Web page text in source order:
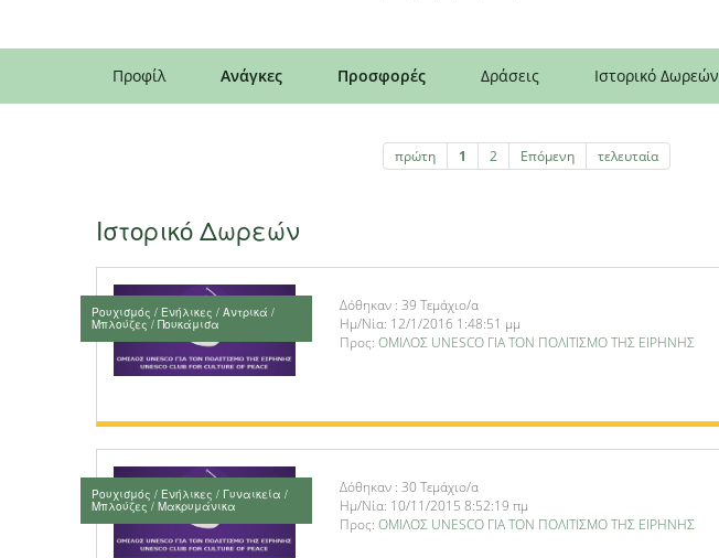
Προφίλ Ανάγκες Προσφορές Δράσεις Ιστορικό Δωρεών
πρώτη 1 2 Επόμενη τελευταία
Ιστορικό Δωρεών
Ρουχισμός / Ενήλικες / Αντρικά /
Μπλούζες / Πουκάμισα
Δόθηκαν : 39 Τεμάχιο/α
Ημ/Νία: 12/1/2016 1:48:51 μμ
Προς: ΟΜΙΛΟΣ UNESCO ΓΙΑ ΤΟΝ ΠΟΛΙΤΙΣΜΟ ΤΗΣ ΕΙΡΗΝΗΣ
Ρουχισμός / Ενήλικες / Γυναικεία /
Μπλούζες / Μακρυμάνικα
Δόθηκαν : 30 Τεμάχιο/α
Ημ/Νία: 10/11/2015 8:52:19 πμ
Προς: ΟΜΙΛΟΣ UNESCO ΓΙΑ ΤΟΝ ΠΟΛΙΤΙΣΜΟ ΤΗΣ ΕΙΡΗΝΗΣ